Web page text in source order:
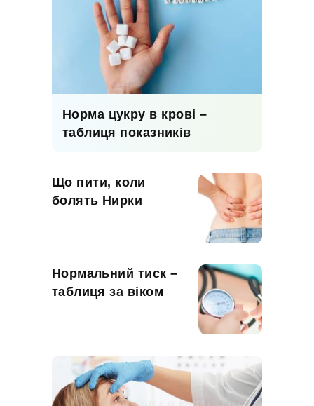
Норма цукру в крові –
таблиця показників
Що пити, коли
болять Нирки
Нормальний тиск –
таблиця за віком